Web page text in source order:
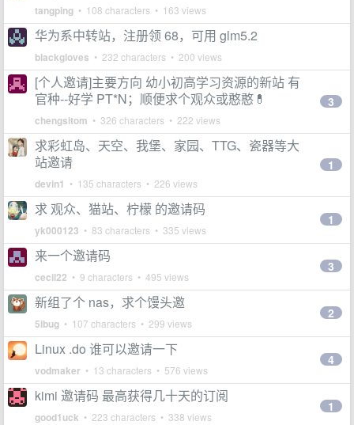
tangping • 108 characters • 163 views
华为系中转站，注册领 68，可用 glm5.2
blackgloves • 232 characters • 200 views
[个人邀请]主要方向 幼小初高学习资源的新站 有
官种--好学 PT*N；顺便求个观众或憨憨💊
chengsitom • 326 characters • 222 views
3
求彩虹岛、天空、我堡、家园、TTG、瓷器等大
站邀请
devin1 • 135 characters • 226 views
1
求 观众、猫站、柠檬 的邀请码
yk000123 • 83 characters • 335 views
1
来一个邀请码
cecil22 • 9 characters • 495 views
3
新组了个 nas，求个馒头邀
5ibug • 107 characters • 299 views
2
Linux .do 谁可以邀请一下
vodmaker • 13 characters • 576 views
4
kimi 邀请码 最高获得几十天的订阅
good1uck • 223 characters • 338 views
1